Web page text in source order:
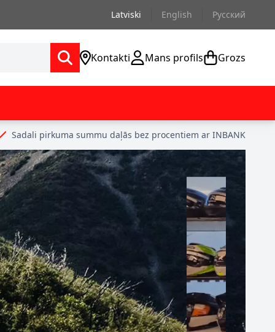
Latviski English Русский
Kontakti Mans profils Grozs
Sadali pirkuma summu daļās bez procentiem ar INBANK